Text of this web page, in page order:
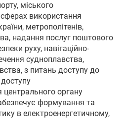
міського
використання
метрополітенів,
надання послуг поштового
руху, навігаційно-
судноплавства,
з питань доступу до
органу
формування та
в електроенергетичному,